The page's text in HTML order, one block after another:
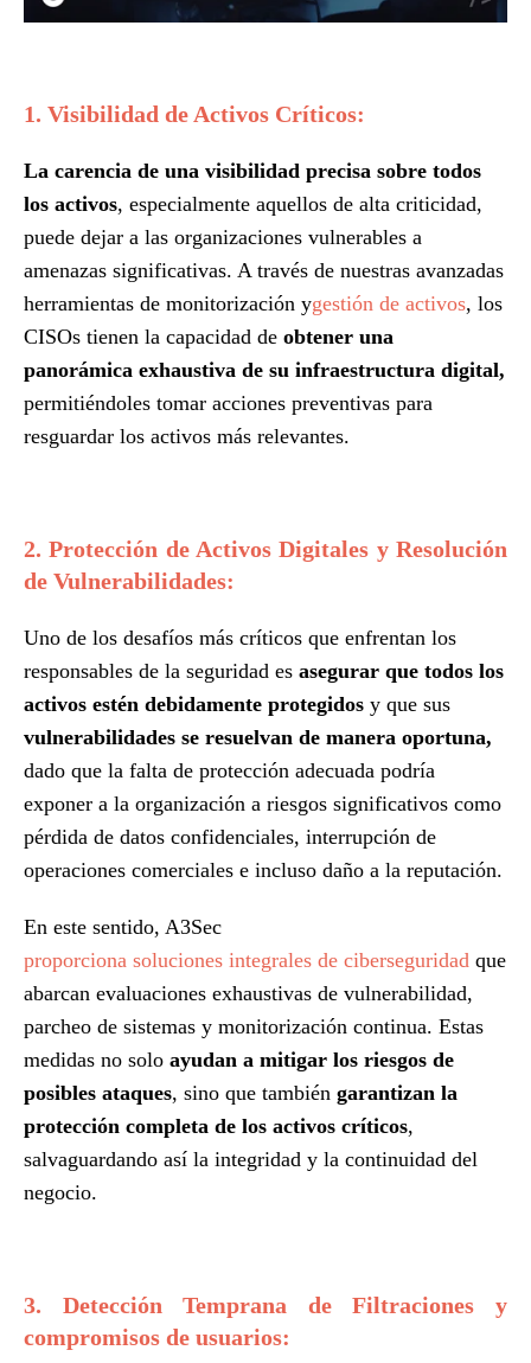
1. Visibilidad de Activos Críticos:
La carencia de una visibilidad precisa sobre todos
los activos, especialmente aquellos de alta criticidad,
puede dejar a las organizaciones vulnerables a
amenazas significativas. A través de nuestras avanzadas
herramientas de monitorización ygestión de activos, los
CISOs tienen la capacidad de obtener una
panorámica exhaustiva de su infraestructura digital,
permitiéndoles tomar acciones preventivas para
resguardar los activos más relevantes.
2. Protección de Activos Digitales y Resolución
de Vulnerabilidades:
Uno de los desafíos más críticos que enfrentan los
responsables de la seguridad es asegurar que todos los
activos estén debidamente protegidos y que sus
vulnerabilidades se resuelvan de manera oportuna,
dado que la falta de protección adecuada podría
exponer a la organización a riesgos significativos como
pérdida de datos confidenciales, interrupción de
operaciones comerciales e incluso daño a la reputación.
En este sentido, A3Sec
proporciona soluciones integrales de ciberseguridad que
abarcan evaluaciones exhaustivas de vulnerabilidad,
parcheo de sistemas y monitorización continua. Estas
medidas no solo ayudan a mitigar los riesgos de
posibles ataques, sino que también garantizan la
protección completa de los activos críticos,
salvaguardando así la integridad y la continuidad del
negocio.
3. Detección Temprana de Filtraciones y
compromisos de usuarios: